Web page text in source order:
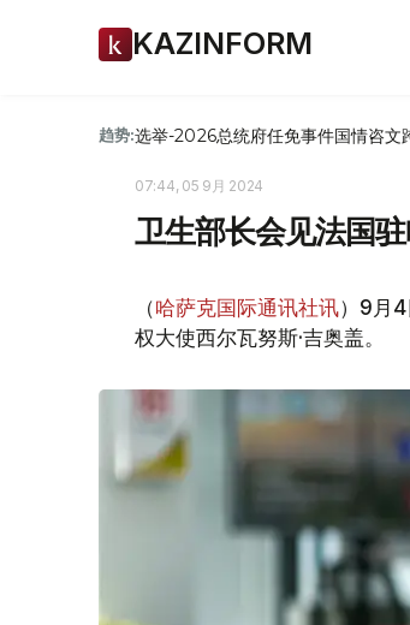
KAZINFORM
趋势:选举-2026总统府任免事件国情咨文
07:44, 05 9月 2024
卫生部长会见法国
（哈萨克国际通讯社讯）9月4
权大使西尔瓦努斯·吉奥盖。